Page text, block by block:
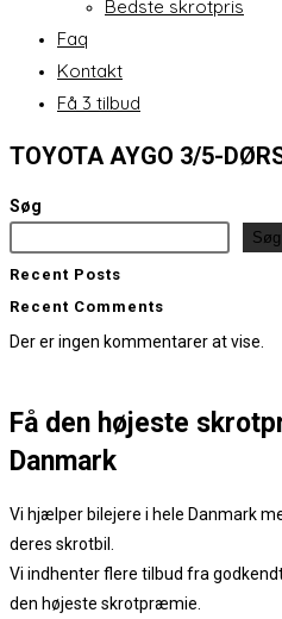
Bedste skrotpris
Faq
Kontakt
Få 3 tilbud
TOYOTA AYGO 3/5-
Søg
Søg
Recent Posts
Recent Comments
Der er ingen kommentarer at vise.
Få den højeste
Danmark
Vi hjælper bilejere i hele Danmark
deres skrotbil.
Vi indhenter flere tilbud fra
den højeste skrotpræmie.